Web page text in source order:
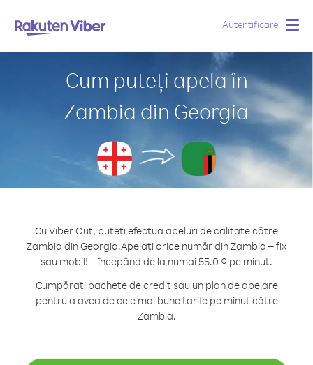
Autentificare
Cum puteți apela în
Zambia din Georgia
Cu Viber Out, puteți efectua apeluri de calitate către
Zambia din Georgia.Apelați orice număr din Zambia – fix
sau mobil! – începând de la numai 55.0 ¢ pe minut.
Cumpărați pachete de credit sau un plan de apelare
pentru a avea de cele mai bune tarife pe minut către
Zambia.